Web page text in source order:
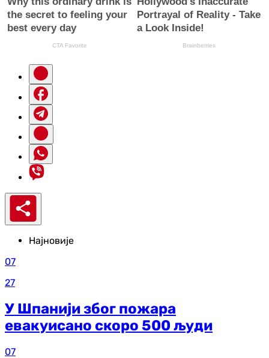
Најновије
07
27
У Шпанији због пожара
евакуисано скоро 500 људи
07